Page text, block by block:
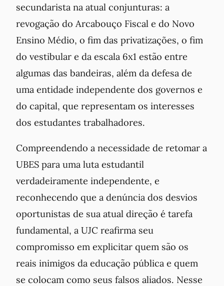
secundarista na atual conjunturas: a
revogação do Arcabouço Fiscal e do Novo
Ensino Médio, o fim das privatizações, o fim
do vestibular e da escala 6x1 estão entre
algumas das bandeiras, além da defesa de
uma entidade independente dos governos e
do capital, que representam os interesses
dos estudantes trabalhadores.
Compreendendo a necessidade de retomar a
UBES para uma luta estudantil
verdadeiramente independente, e
reconhecendo que a denúncia dos desvios
oportunistas de sua atual direção é tarefa
fundamental, a UJC reafirma seu
compromisso em explicitar quem são os
reais inimigos da educação pública e quem
se colocam como seus falsos aliados. Nesse